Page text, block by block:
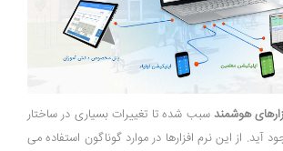
هوشمند سبب شده تا تغییرات بسیاری در ساختار
آید. از این نرم افزارها در موارد گوناگون استفاده می